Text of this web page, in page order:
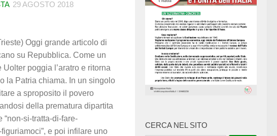
29 AGOSTO 2018
Oggi grande articolo di
su Repubblica. Come un
poggia l’aratro e ritorna
la Patria chiama. In un singolo
a sproposito il povero
della prematura dipartita
“non-si-tratta-di-fare-
e poi infilare uno
CERCA NEL SITO